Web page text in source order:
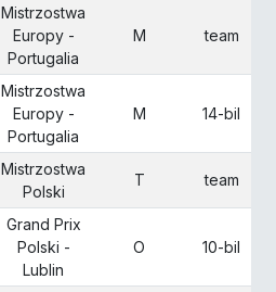
Mistrzostwa
Europy -
Portugalia
M team
Mistrzostwa
Europy -
Portugalia
M 14-bil
Mistrzostwa
Polski
T team
Grand Prix
Polski -
Lublin
O 10-bil